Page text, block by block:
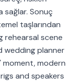
sağlar. Sonuç
taşlarından
rehearsal scene
wedding planner
modern
and speakers